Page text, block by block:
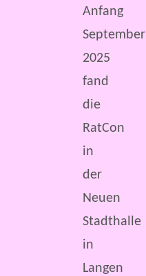
Anfang
September
2025
fand
die
RatCon
in
der
Neuen
Stadthalle
in
Langen